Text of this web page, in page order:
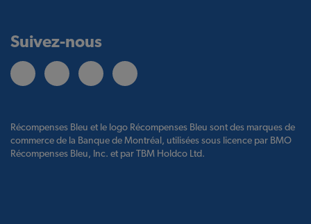
Suivez-nous
Récompenses Bleu et le logo Récompenses Bleu sont des marques de
commerce de la Banque de Montréal, utilisées sous licence par BMO
Récompenses Bleu, Inc. et par TBM Holdco Ltd.